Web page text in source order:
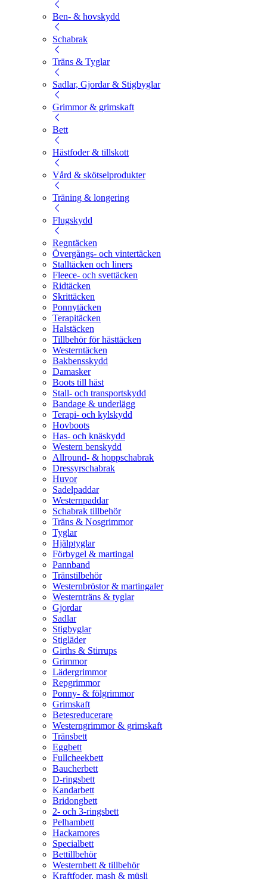
Ben- & hovskydd
Schabrak
Träns & Tyglar
Sadlar, Gjordar & Stigbyglar
Grimmor & grimskaft
Bett
Hästfoder & tillskott
Vård & skötselprodukter
Träning & longering
Flugskydd
Regntäcken
Övergångs- och vintertäcken
Stalltäcken och liners
Fleece- och svettäcken
Ridtäcken
Skrittäcken
Ponnytäcken
Terapitäcken
Halstäcken
Tillbehör för hästtäcken
Westerntäcken
Bakbensskydd
Damasker
Boots till häst
Stall- och transportskydd
Bandage & underlägg
Terapi- och kylskydd
Hovboots
Has- och knäskydd
Western benskydd
Allround- & hoppschabrak
Dressyrschabrak
Huvor
Sadelpaddar
Westernpaddar
Schabrak tillbehör
Träns & Nosgrimmor
Tyglar
Hjälptyglar
Förbygel & martingal
Pannband
Tränstilbehör
Westernbröstor & martingaler
Westernträns & tyglar
Gjordar
Sadlar
Stigbyglar
Stigläder
Girths & Stirrups
Grimmor
Lädergrimmor
Repgrimmor
Ponny- & fölgrimmor
Grimskaft
Betesreducerare
Westerngrimmor & grimskaft
Tränsbett
Eggbett
Fullcheekbett
Baucherbett
D-ringsbett
Kandarbett
Bridongbett
2- och 3-ringsbett
Pelhambett
Hackamores
Specialbett
Bettillbehör
Westernbett & tillbehör
Kraftfoder, mash & müsli